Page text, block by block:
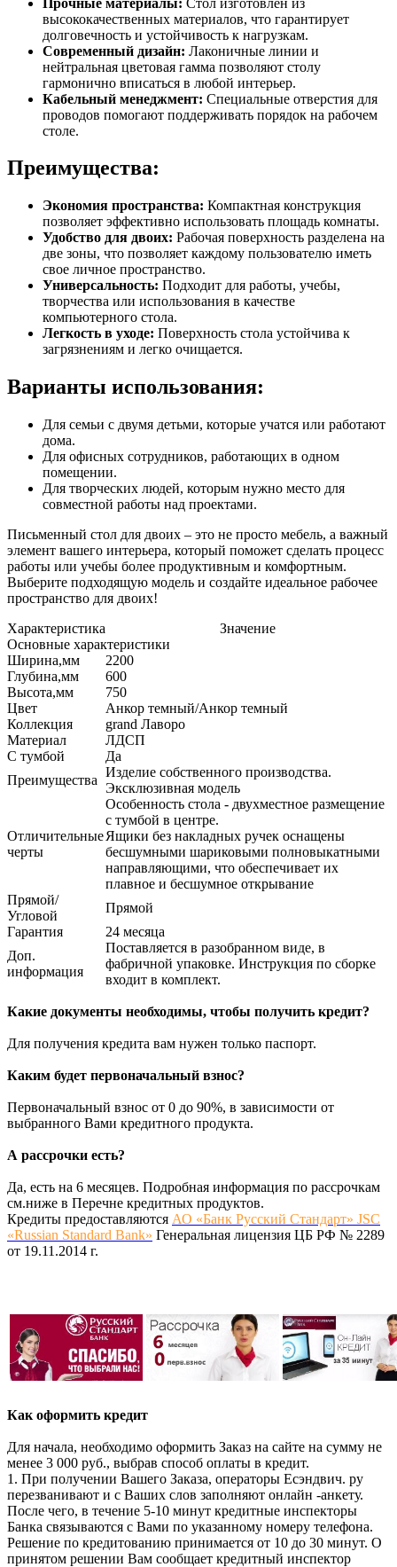
высококачественных материалов, что гарантирует
долговечность и устойчивость к нагрузкам.
Современный дизайн: Лаконичные линии и
нейтральная цветовая гамма позволяют столу
гармонично вписаться в любой интерьер.
Кабельный менеджмент: Специальные отверстия для
проводов помогают поддерживать порядок на рабочем
столе.
Преимущества:
Экономия пространства: Компактная конструкция
позволяет эффективно использовать площадь комнаты.
Удобство для двоих: Рабочая поверхность разделена на
две зоны, что позволяет каждому пользователю иметь
свое личное пространство.
Универсальность: Подходит для работы, учебы,
творчества или использования в качестве
компьютерного стола.
Легкость в уходе: Поверхность стола устойчива к
загрязнениям и легко очищается.
Варианты использования:
Для семьи с двумя детьми, которые учатся или работают
дома.
Для офисных сотрудников, работающих в одном
помещении.
Для творческих людей, которым нужно место для
совместной работы над проектами.
Письменный стол для двоих – это не просто мебель, а важный
элемент вашего интерьера, который поможет сделать процесс
работы или учебы более продуктивным и комфортным.
Выберите подходящую модель и создайте идеальное рабочее
пространство для двоих!
Характеристика
Значение
Основные характеристики
Ширина,мм
2200
Глубина,мм
600
Высота,мм
750
Цвет
Анкор темный/Анкор темный
Коллекция
grand Лаворо
Материал
ЛДСП
С тумбой
Да
Преимущества
Изделие собственного производства.
Эксклюзивная модель
Отличительные
черты
Особенность стола - двухместное размещение
с тумбой в центре.
Ящики без накладных ручек оснащены
бесшумными шариковыми полновыкатными
направляющими, что обеспечивает их
плавное и бесшумное открывание
Прямой/
Угловой
Прямой
Гарантия
24 месяца
Доп.
информация
Поставляется в разобранном виде, в
фабричной упаковке. Инструкция по сборке
входит в комплект.
Какие документы необходимы, чтобы получить кредит?
Для получения кредита вам нужен только паспорт.
Каким будет первоначальный взнос?
Первоначальный взнос от 0 до 90%, в зависимости от
выбранного Вами кредитного продукта.
А рассрочки есть?
Да, есть на 6 месяцев. Подробная информация по рассрочкам
см.ниже в Перечне кредитных продуктов.
Кредиты предоставляются АО «Банк Русский Стандарт» JSC
«Russian Standard Bank» Генеральная лицензия ЦБ РФ № 2289
от 19.11.2014 г.
Как оформить кредит
Для начала, необходимо оформить Заказ на сайте на сумму не
менее 3 000 руб., выбрав способ оплаты в кредит.
1. При получении Вашего Заказа, операторы Есэндвич. ру
перезванивают и с Ваших слов заполняют онлайн -анкету.
После чего, в течение 5-10 минут кредитные инспекторы
Банка связываются с Вами по указанному номеру телефона.
Решение по кредитованию принимается от 10 до 30 минут. О
принятом решении Вам сообщает кредитный инспектор